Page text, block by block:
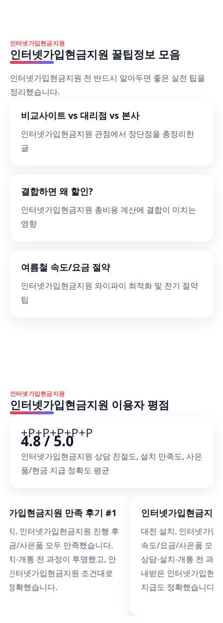
인터넷가입현금지원
인터넷가입현금지원 꿀팁정보 모음
인터넷가입현금지원 전 반드시 알아두면 좋은 실전 팁을
정리했습니다.
비교사이트 vs 대리점 vs 본사
인터넷가입현금지원 관점에서 장단점을 총정리한
글
결합하면 왜 할인?
인터넷가입현금지원 총비용 계산에 결합이 미치는
영향
여름철 속도/요금 절약
인터넷가입현금지원 와이파이 최적화 및 전기 절약
팁
인터넷가입현금지원
인터넷가입현금지원 이용자 평점
+P+P+P+P+P
4.8 / 5.0
인터넷가입현금지원 상담 친절도, 설치 만족도, 사은
품/현금 지급 정확도 평균
가입현금지원 만족 후기 #1
치. 인터넷가입현금지원 진행 후
금/사은품 모두 만족했습니다.
치-개통 전 과정이 투명했고, 안
인터넷가입현금지원 조건대로
정확했습니다.
인터넷가입현금지
대전 설치. 인터넷가입
속도/요금/사은품 모두
상담-설치-개통 전 과
내받은 인터넷가입현
지급도 정확했습니다.